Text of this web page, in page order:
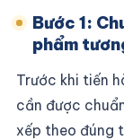
Bước 1:
phẩm
Trước khi tiến
cần được
xếp theo đúng